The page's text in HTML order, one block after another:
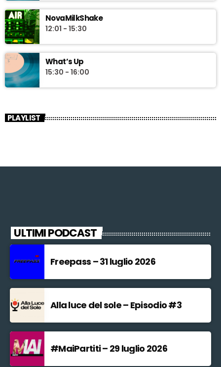
NovaMilkShake
12:01 - 15:30
What’s Up
15:30 - 16:00
PLAYLIST
ULTIMI PODCAST
Freepass – 31 luglio 2026
Alla luce del sole – Episodio #3
#MaiPartiti – 29 luglio 2026